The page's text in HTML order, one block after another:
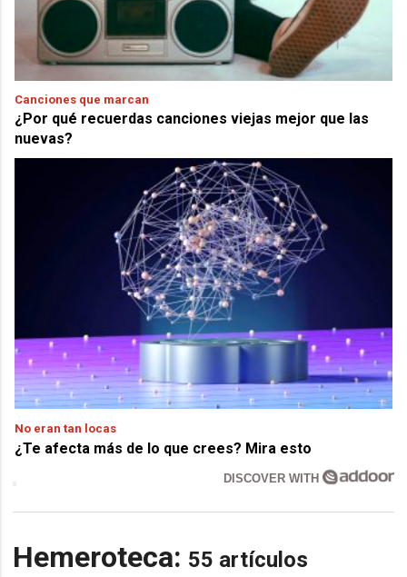
Canciones que marcan
¿Por qué recuerdas canciones viejas mejor que las
nuevas?
No eran tan locas
¿Te afecta más de lo que crees? Mira esto
DISCOVER WITH
Hemeroteca: 55 artículos